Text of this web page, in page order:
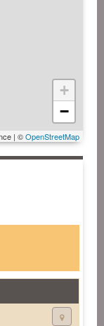
+
−
| ©OpenStreetMap